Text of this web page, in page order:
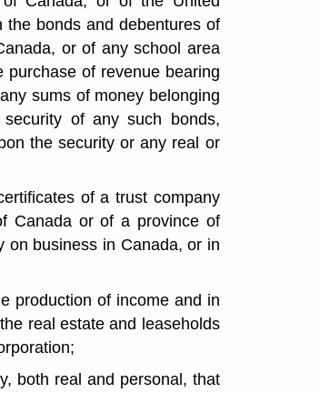
bonds and debentures of
or of any school area
of revenue bearing
sums of money belonging
of any such bonds,
the security or any real or
of a trust company
Canada or of a province of
on business in Canada, or in
production of income and in
real estate and leaseholds
both real and personal, that